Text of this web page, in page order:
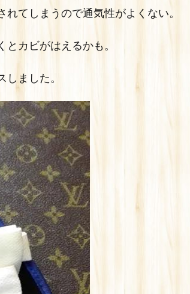
てしまうので通気性がよくない。
カビがはえるかも。
ました。